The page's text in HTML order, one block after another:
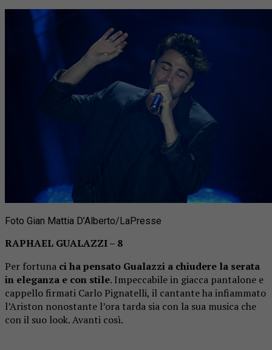
Foto Gian Mattia D’Alberto/LaPresse
RAPHAEL GUALAZZI – 8
Per fortuna ci ha pensato Gualazzi a chiudere la serata
in eleganza e con stile. Impeccabile in giacca pantalone e
cappello firmati Carlo Pignatelli, il cantante ha infiammato
l’Ariston nonostante l’ora tarda sia con la sua musica che
con il suo look. Avanti così.